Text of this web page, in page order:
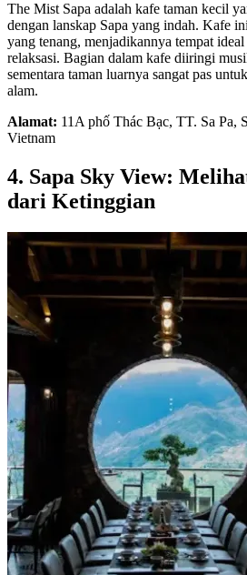
The Mist Sapa adalah kafe taman kecil
dengan lanskap Sapa yang indah. Kafe
yang tenang, menjadikannya tempat
relaksasi. Bagian dalam kafe diiringi
sementara taman luarnya sangat pas
alam.
Alamat: 11A phố Thác Bạc, TT. Sa Pa,
Vietnam
4. Sapa Sky View:
dari Ketinggian